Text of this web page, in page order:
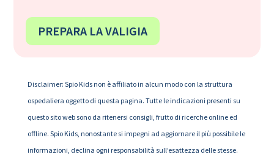
PREPARA LA VALIGIA
Disclaimer: Spio Kids non è affiliato in alcun modo con la struttura
ospedaliera oggetto di questa pagina. Tutte le indicazioni presenti su
questo sito web sono da ritenersi consigli, frutto di ricerche online ed
offline. Spio Kids, nonostante si impegni ad aggiornare il più possibile le
informazioni, declina ogni responsabilità sull’esattezza delle stesse.